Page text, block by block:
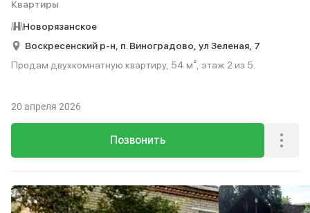
Квартиры
Новорязанское
Воскресенский р-н, п. Виноградово, ул Зеленая, 7
Продам двухкомнатную квартиру, 54 м², этаж 2 из 5.
Позвонить
20 апреля 2026